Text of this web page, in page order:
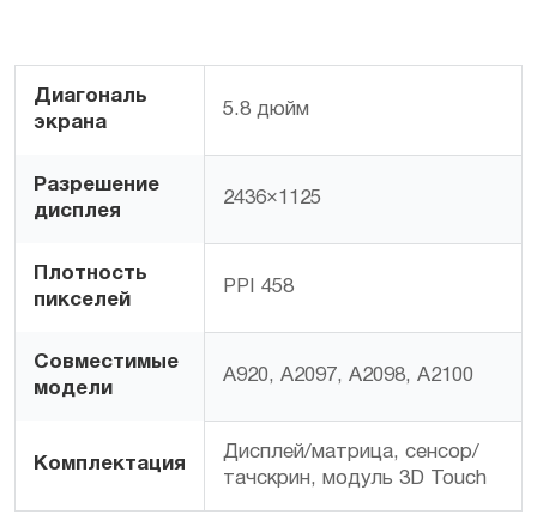
Диагональ
экрана
5.8 дюйм
Разрешение
дисплея
2436×1125
Плотность
пикселей
PPI 458
Совместимые
модели
A920, A2097, A2098, A2100
Комплектация
Дисплей/матрица, сенсор/
тачскрин, модуль 3D Touch